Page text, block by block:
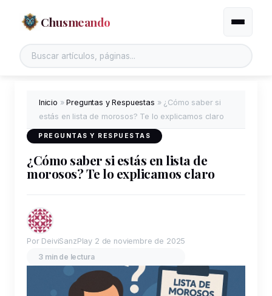
Chusmeando Alternar
Inicio »Preguntas y Respuestas » ¿Cómo saber si
estás en lista de morosos? Te lo explicamos claro
PREGUNTAS Y RESPUESTAS
¿Cómo saber si estás en lista de
morosos? Te lo explicamos claro
Por DeiviSanzPlay 2 de noviembre de 2025
3 min de lectura